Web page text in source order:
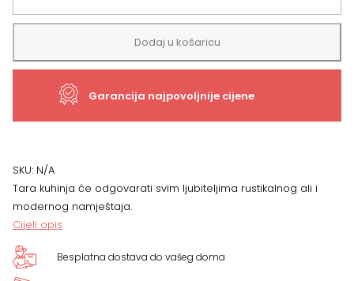
kuhinja
Tara
366
Dodaj u košaricu
Garancija najpovoljnije cijene
SKU: N/A
Tara kuhinja će odgovarati svim ljubiteljima rustikalnog ali i
modernog namještaja.
Cijeli opis
Besplatna dostava do vašeg doma